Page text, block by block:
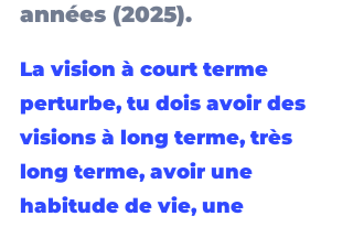
années (2025).
La vision à court terme
perturbe, tu dois avoir des
visions à long terme, très
long terme, avoir une
habitude de vie, une